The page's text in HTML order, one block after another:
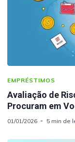
EMPRÉSTIMOS
Avaliação de
Procuram em
01/01/2026 5 min de